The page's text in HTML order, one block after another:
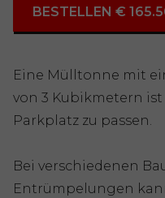
BESTELLEN €
Eine Mülltonne mit
von 3 Kubikmetern
Parkplatz zu passen.
Bei verschiedenen
Entrümpelungen